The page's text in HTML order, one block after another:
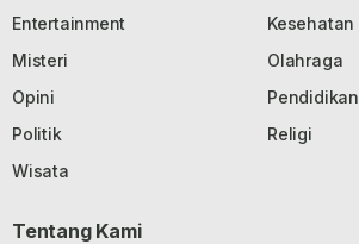
Entertainment
Kesehatan
Misteri
Olahraga
Opini
Pendidikan
Politik
Religi
Wisata
Tentang Kami